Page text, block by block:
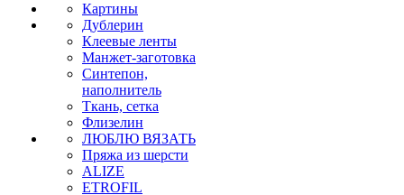
Картины
Дублерин
Клеевые ленты
Манжет-заготовка
Синтепон,
наполнитель
Ткань, сетка
Флизелин
ЛЮБЛЮ ВЯЗАТЬ
Пряжа из шерсти
ALIZE
ETROFIL